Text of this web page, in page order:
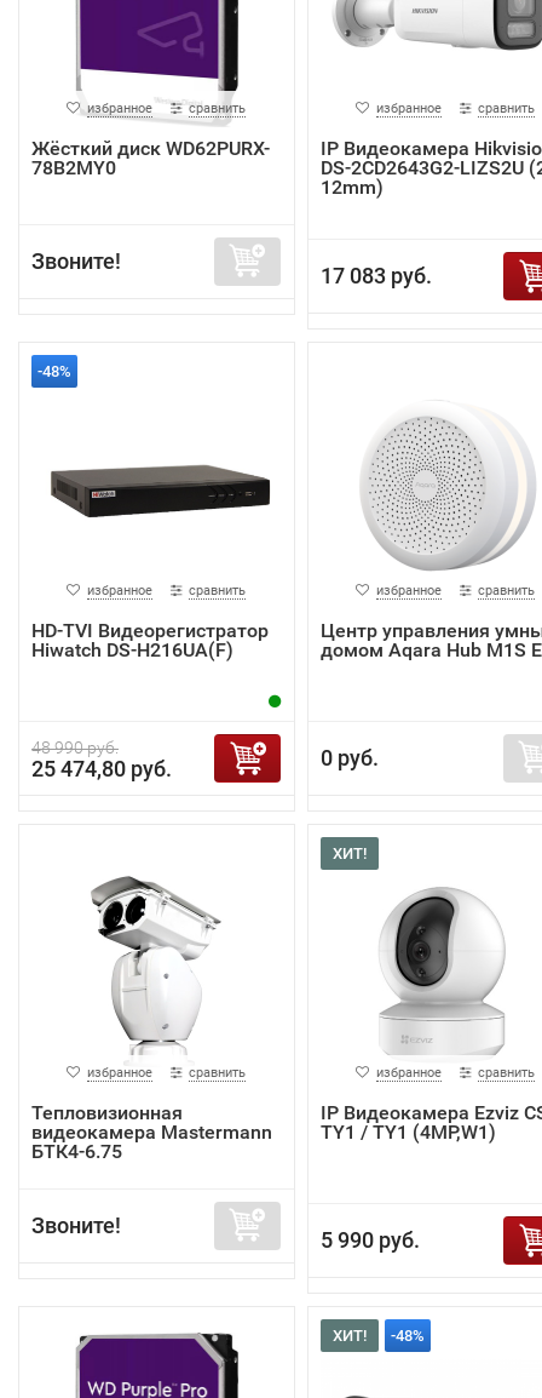
избранное сравнить
Жёсткий диск WD62PURX-
78B2MY0
Звоните!
избранное сравнить
IP Видеокамера
DS-2CD2643G2-LIZS2U
12mm)
17 083 руб.
-48%
избранное сравнить
HD-TVI Видеорегистратор
Hiwatch DS-H216UA(F)
48 990 руб.
25 474,80 руб.
избранное сравнить
Центр управления
домом Aqara Hub M1S
0 руб.
избранное сравнить
Тепловизионная
видеокамера Mastermann
БТК4-6.75
Звоните!
ХИТ!
избранное сравнить
IP Видеокамера Ezviz
TY1 / TY1 (4MP,W1)
5 990 руб.
ХИТ! -48%